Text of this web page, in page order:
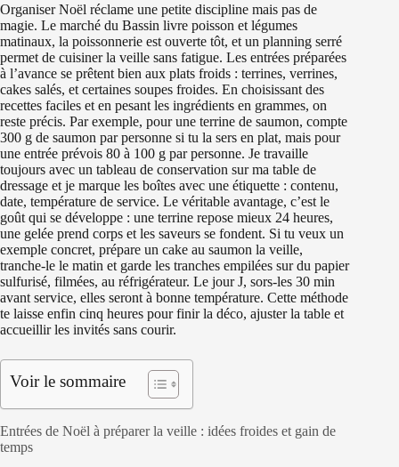
Organiser Noël réclame une petite discipline mais pas de
magie. Le marché du Bassin livre poisson et légumes
matinaux, la poissonnerie est ouverte tôt, et un planning serré
permet de cuisiner la veille sans fatigue. Les entrées préparées
à l’avance se prêtent bien aux plats froids : terrines, verrines,
cakes salés, et certaines soupes froides. En choisissant des
recettes faciles et en pesant les ingrédients en grammes, on
reste précis. Par exemple, pour une terrine de saumon, compte
300 g de saumon par personne si tu la sers en plat, mais pour
une entrée prévois 80 à 100 g par personne. Je travaille
toujours avec un tableau de conservation sur ma table de
dressage et je marque les boîtes avec une étiquette : contenu,
date, température de service. Le véritable avantage, c’est le
goût qui se développe : une terrine repose mieux 24 heures,
une gelée prend corps et les saveurs se fondent. Si tu veux un
exemple concret, prépare un cake au saumon la veille,
tranche-le le matin et garde les tranches empilées sur du papier
sulfurisé, filmées, au réfrigérateur. Le jour J, sors-les 30 min
avant service, elles seront à bonne température. Cette méthode
te laisse enfin cinq heures pour finir la déco, ajuster la table et
accueillir les invités sans courir.
Voir le sommaire
Entrées de Noël à préparer la veille : idées froides et gain de
temps